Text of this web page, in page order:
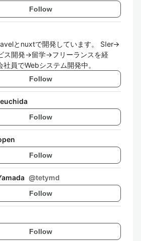
Follow
とnuxtで開発しています。 SIer→
ス開発→留学→フリーランスを経
社員でWebシステム開発中。
Follow
Follow
Follow
@tetymd
Follow
Follow